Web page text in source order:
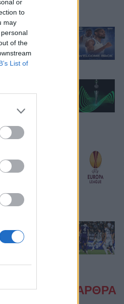
or
to
may
of the
List of
άρπαξαν
ποσό από
Η no1
το σύστημα
από
στο Ζάρκο
ΑΡΘΡΑ